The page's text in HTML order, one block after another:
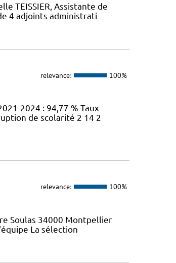
TEISSIER, Assistante de
4 adjoints administrati
relevance: 100%
2024 : 94,77 % Taux
de scolarité 2 14 2
relevance: 100%
Soulas 34000 Montpellier
La sélection